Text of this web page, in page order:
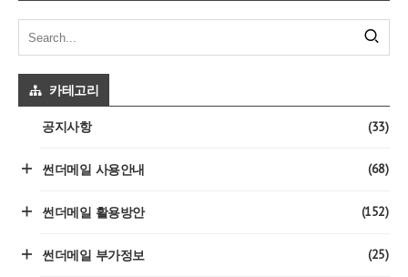
카테고리
공지사항 (33)
썬더메일 사용안내 (68)
썬더메일 활용방안 (152)
썬더메일 부가정보 (25)